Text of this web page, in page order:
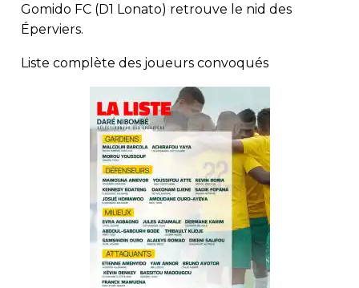
Gomido FC (D1 Lonato) retrouve le nid des
Éperviers.
Liste complète des joueurs convoqués